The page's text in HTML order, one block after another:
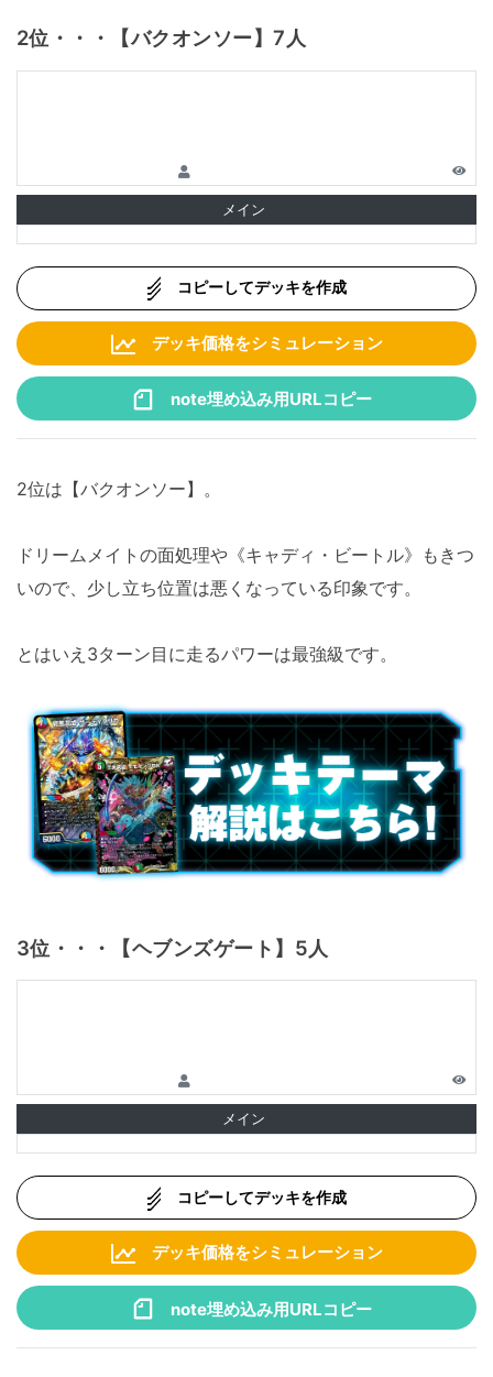
2位・・・【バクオンソー】7人
メイン
コピーしてデッキを作成
デッキ価格をシミュレーション
note埋め込み用URLコピー
2位は【バクオンソー】。
ドリームメイトの面処理や《キャディ・ビートル》もきつ
いので、少し立ち位置は悪くなっている印象です。
とはいえ3ターン目に走るパワーは最強級です。
3位・・・【ヘブンズゲート】5人
メイン
コピーしてデッキを作成
デッキ価格をシミュレーション
note埋め込み用URLコピー